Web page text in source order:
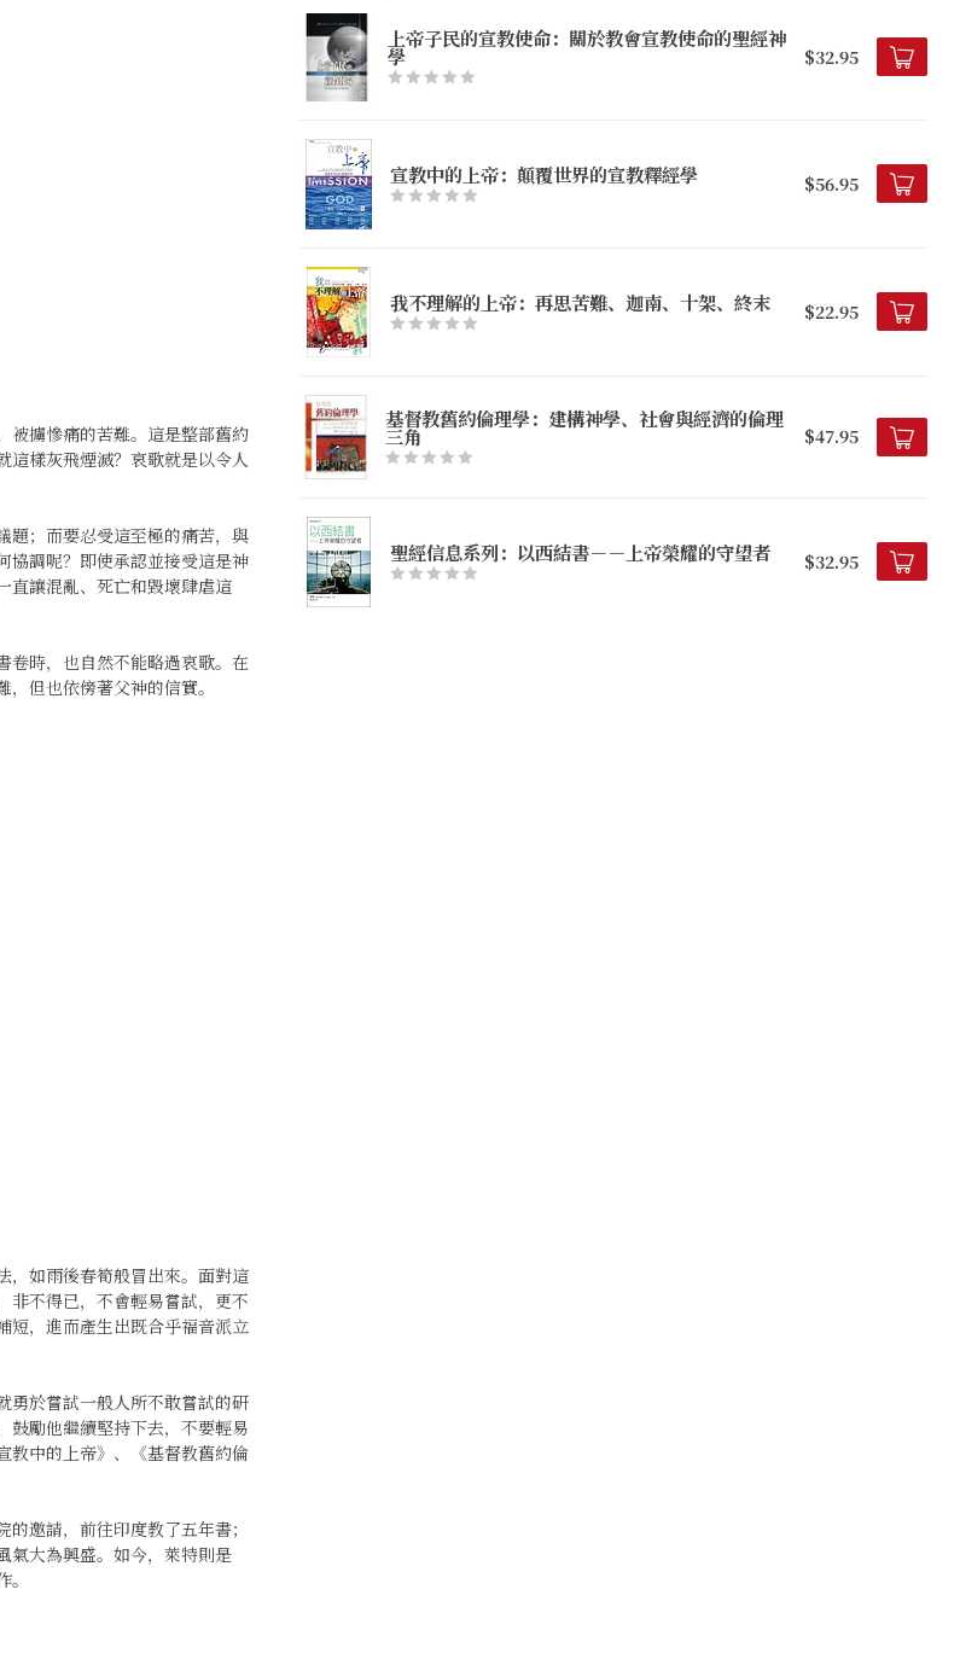
被擄慘痛的苦難。這是整部舊約
這樣灰飛煙滅？哀歌就是以令人
題；而要忍受這至極的痛苦，與
協調呢？即使承認並接受這是神
直讓混亂、死亡和毀壞肆虐這
卷時，也自然不能略過哀歌。在
但也依傍著父神的信實。
，如雨後春筍般冒出來。面對這
非不得已，不會輕易嘗試，更不
短，進而產生出既合乎福音派立
勇於嘗試一般人所不敢嘗試的研
鼓勵他繼續堅持下去，不要輕易
教中的上帝》、《基督教舊約倫
邀請，前往印度教了五年書；
氣大為興盛。如今，萊特則是
上帝子民的宣教使命：關於教會宣教使命的聖經神
學 $32.95
宣教中的上帝：顛覆世界的宣教釋經學 $56.95
我不理解的上帝：再思苦難、迦南、十架、終末 $22.95
基督教舊約倫理學：建構神學、社會與經濟的倫理
三角 $47.95
聖經信息系列：以西結書－－上帝榮耀的守望者 $32.95